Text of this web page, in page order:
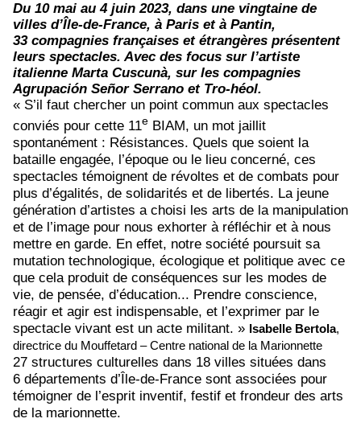
Du 10 mai au 4 juin 2023, dans une vingtaine de
villes d’Île-de-France, à Paris et à Pantin,
33 compagnies françaises et étrangères présentent
leurs spectacles. Avec des focus sur l’artiste
italienne Marta Cuscunà, sur les compagnies
Agrupación Señor Serrano et Tro-héol.
« S’il faut chercher un point commun aux spectacles
conviés pour cette 11e BIAM, un mot jaillit
spontanément : Résistances. Quels que soient la
bataille engagée, l’époque ou le lieu concerné, ces
spectacles témoignent de révoltes et de combats pour
plus d’égalités, de solidarités et de libertés. La jeune
génération d’artistes a choisi les arts de la manipulation
et de l’image pour nous exhorter à réfléchir et à nous
mettre en garde. En effet, notre société poursuit sa
mutation technologique, écologique et politique avec ce
que cela produit de conséquences sur les modes de
vie, de pensée, d’éducation... Prendre conscience,
réagir et agir est indispensable, et l’exprimer par le
spectacle vivant est un acte militant. » Isabelle Bertola,
directrice du Mouffetard – Centre national de la Marionnette
27 structures culturelles dans 18 villes situées dans
6 départements d’Île-de-France sont associées pour
témoigner de l’esprit inventif, festif et frondeur des arts
de la marionnette.